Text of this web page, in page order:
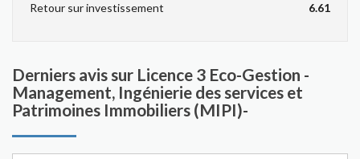
Retour sur investissement
6.61
Derniers avis sur Licence 3 Eco-Gestion -
Management, Ingénierie des services et
Patrimoines Immobiliers (MIPI)-